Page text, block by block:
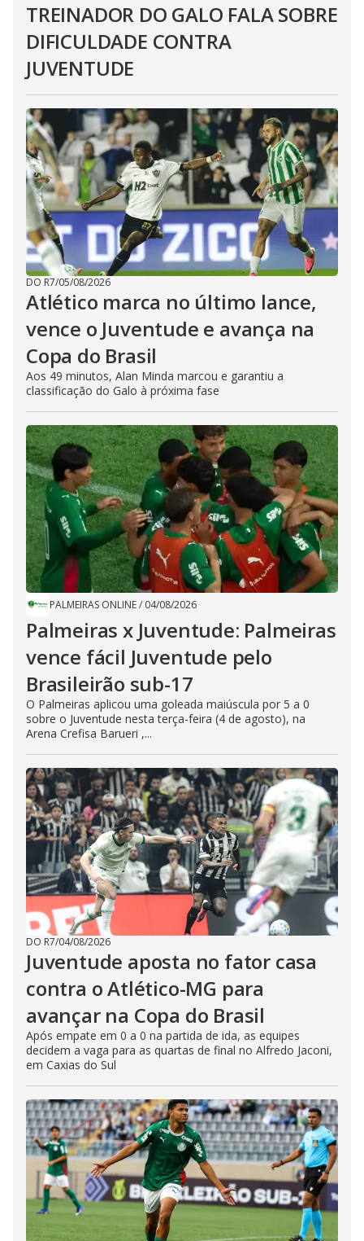
TREINADOR DO GALO FALA SOBRE
DIFICULDADE CONTRA
JUVENTUDE
DO R7/05/08/2026
Atlético marca no último lance,
vence o Juventude e avança na
Copa do Brasil
Aos 49 minutos, Alan Minda marcou e garantiu a
classificação do Galo à próxima fase
PALMEIRAS ONLINE/ 04/08/2026
Palmeiras x Juventude: Palmeiras
vence fácil Juventude pelo
Brasileirão sub-17
O Palmeiras aplicou uma goleada maiúscula por 5 a 0
sobre o Juventude nesta terça-feira (4 de agosto), na
Arena Crefisa Barueri ,...
DO R7/04/08/2026
Juventude aposta no fator casa
contra o Atlético-MG para
avançar na Copa do Brasil
Após empate em 0 a 0 na partida de ida, as equipes
decidem a vaga para as quartas de final no Alfredo Jaconi,
em Caxias do Sul